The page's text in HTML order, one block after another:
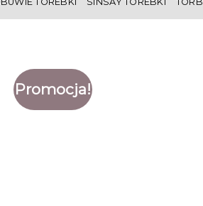
Promocja!